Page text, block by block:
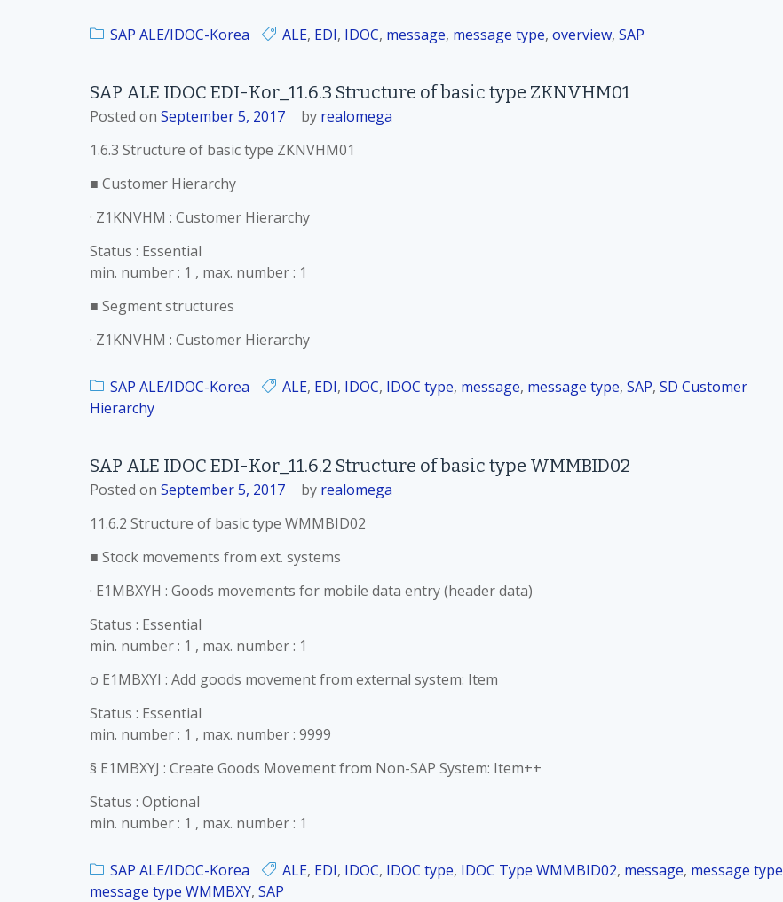
SAP ALE/IDOC-Korea ALE, EDI, IDOC, message, message type, overview, SAP
SAP ALE IDOC EDI-Kor_11.6.3 Structure of basic type ZKNVHM01
Posted on September 5, 2017 by realomega
1.6.3 Structure of basic type ZKNVHM01
■ Customer Hierarchy
· Z1KNVHM : Customer Hierarchy
Status : Essential
min. number : 1 , max. number : 1
■ Segment structures
· Z1KNVHM : Customer Hierarchy
SAP ALE/IDOC-Korea ALE, EDI, IDOC, IDOC type, message, message type, SAP, SD Customer
Hierarchy
SAP ALE IDOC EDI-Kor_11.6.2 Structure of basic type WMMBID02
Posted on September 5, 2017 by realomega
11.6.2 Structure of basic type WMMBID02
■ Stock movements from ext. systems
· E1MBXYH : Goods movements for mobile data entry (header data)
Status : Essential
min. number : 1 , max. number : 1
o E1MBXYI : Add goods movement from external system: Item
Status : Essential
min. number : 1 , max. number : 9999
§ E1MBXYJ : Create Goods Movement from Non-SAP System: Item++
Status : Optional
min. number : 1 , max. number : 1
SAP ALE/IDOC-Korea ALE, EDI, IDOC, IDOC type, IDOC Type WMMBID02, message, message type
message type WMMBXY, SAP